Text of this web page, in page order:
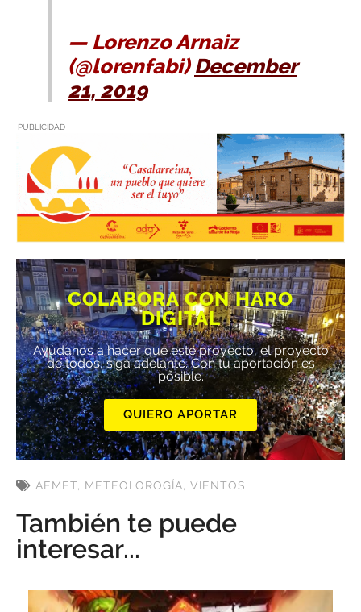
— Lorenzo Arnaiz
(@lorenfabi) December
21, 2019
PUBLICIDAD
COLABORA CON HARO
DIGITAL
Ayúdanos a hacer que este proyecto, el proyecto
de todos, siga adelante. Con tu aportación es
posible.
QUIERO APORTAR
AEMET, METEOLOROGÍA, VIENTOS
También te puede
interesar...